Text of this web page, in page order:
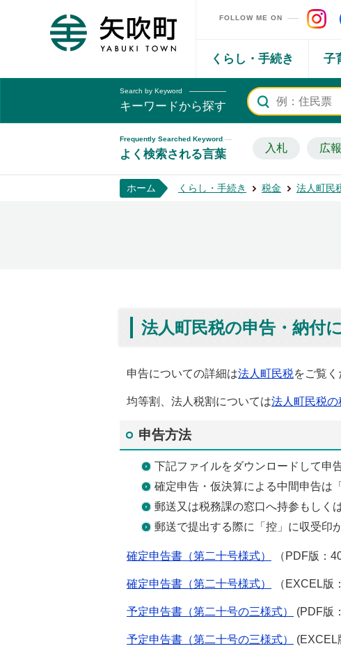
矢吹町ホームページ
FOLLOW ME ON
くらし・手続き 子
Search by Keyword
キーワードから探す
Frequently Searched Keyword
よく検索される言葉 入札 広報
ホーム くらし・手続き 税金 法人町民
法人町民税の申告・納付
申告についての詳細は法人町民税をご覧く
均等割、法人税割については法人町民税の
申告方法
下記ファイルをダウンロードして申
確定申告・仮決算による中間申告は
郵送又は税務課の窓口へ持参もしく
郵送で提出する際に「控」に収受印
確定申告書（第二十号様式） （PDF版：
確定申告書（第二十号様式） （EXCEL版
予定申告書（第二十号の三様式） (PDF版
予定申告書（第二十号の三様式） (EXCEL